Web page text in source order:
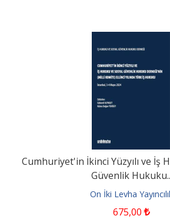
Cumhuriyet'in İkinci Yüzyılı ve İş
Güvenlik
On İki Levha
675,00